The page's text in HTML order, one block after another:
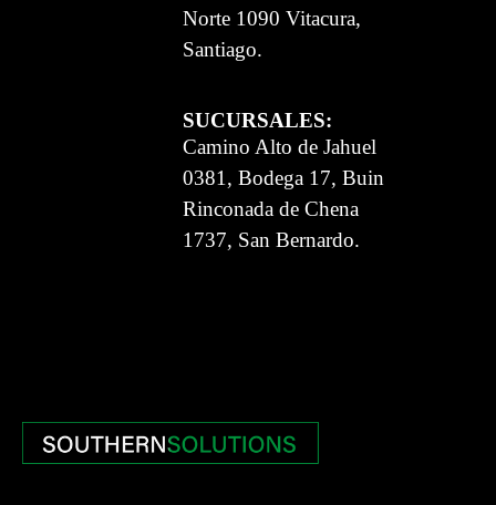
Norte 1090 Vitacura,
Santiago.
SUCURSALES:
Camino Alto de Jahuel
0381, Bodega 17, Buin
Rinconada de Chena
1737, San Bernardo.